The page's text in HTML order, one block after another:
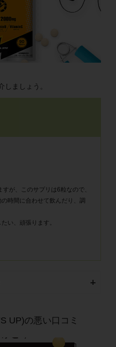
しましょう。
が、このサプリは6粒なので、
時間に合わせて飲んだり、調
い、頑張ります。
UP)の悪い口コミ